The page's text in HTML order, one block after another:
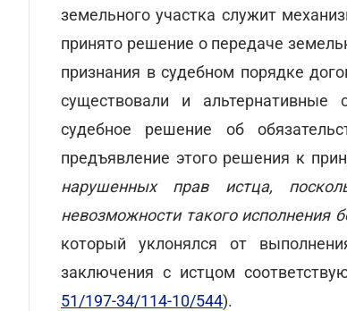
земельного участка служит
принято решение о передаче
признания в судебном порядке
существовали и
судебное решение об
предъявление этого решения к
нарушенных прав истца,
невозможности такого исполнения
который уклонялся от
заключения с истцом
51/197-34/114-10/544).